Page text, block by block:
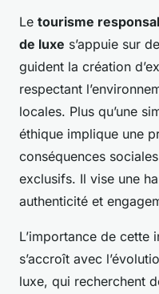
Le tourisme
de luxe s’appuie sur
guident la création
respectant
locales. Plus qu’une
éthique implique une
conséquences
exclusifs. Il vise une
authenticité et
L’importance de cette
s’accroît avec
luxe, qui recherchent